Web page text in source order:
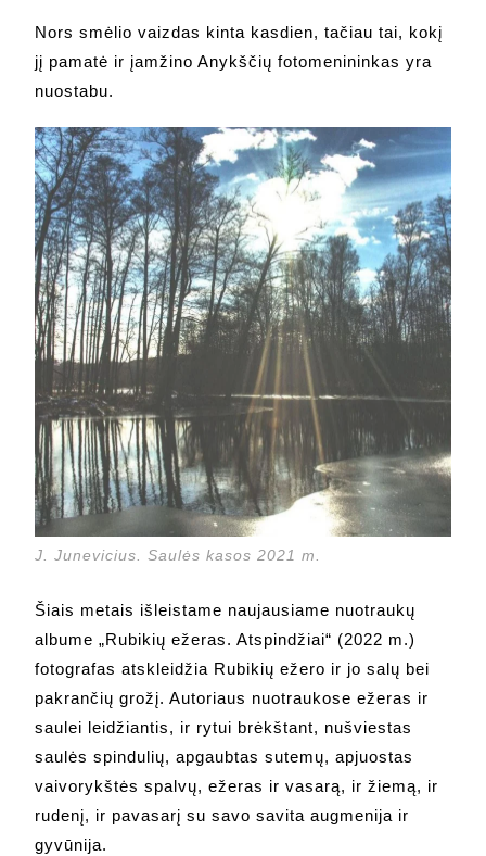
Nors smėlio vaizdas kinta kasdien, tačiau tai, kokį
jį pamatė ir įamžino Anykščių fotomenininkas yra
nuostabu.
J. Junevicius. Saulės kasos 2021 m.
Šiais metais išleistame naujausiame nuotraukų
albume „Rubikių ežeras. Atspindžiai“ (2022 m.)
fotografas atskleidžia Rubikių ežero ir jo salų bei
pakrančių grožį. Autoriaus nuotraukose ežeras ir
saulei leidžiantis, ir rytui brėkštant, nušviestas
saulės spindulių, apgaubtas sutemų, apjuostas
vaivorykštės spalvų, ežeras ir vasarą, ir žiemą, ir
rudenį, ir pavasarį su savo savita augmenija ir
gyvūnija.